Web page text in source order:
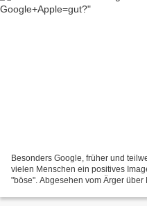
Besonders Google, früher und
vielen Menschen ein positives
"böse". Abgesehen vom Ärger